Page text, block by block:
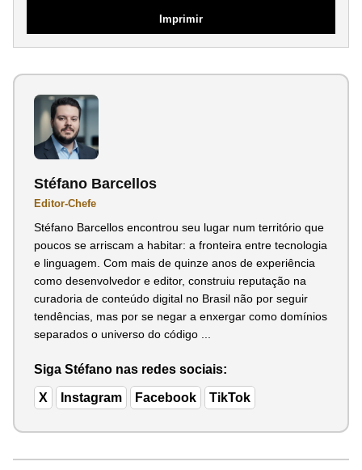
Imprimir
Stéfano Barcellos
Editor-Chefe
Stéfano Barcellos encontrou seu lugar num território que
poucos se arriscam a habitar: a fronteira entre tecnologia
e linguagem. Com mais de quinze anos de experiência
como desenvolvedor e editor, construiu reputação na
curadoria de conteúdo digital no Brasil não por seguir
tendências, mas por se negar a enxergar como domínios
separados o universo do código ...
Siga Stéfano nas redes sociais:
X Instagram Facebook TikTok